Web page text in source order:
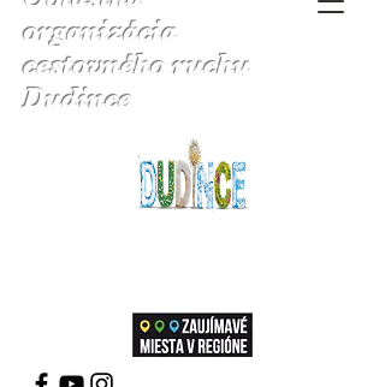
organizácia
cestovného ruchu
Dudince